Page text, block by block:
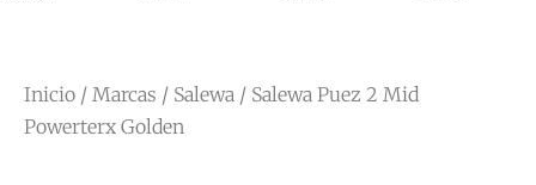
Inicio / Marcas / Salewa / Salewa Puez 2 Mid
Powerterx Golden